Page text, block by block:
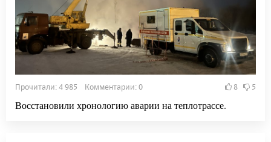
Прочитали: 4 985 Комментарии: 0 8 5
Восстановили хронологию аварии на теплотрассе.